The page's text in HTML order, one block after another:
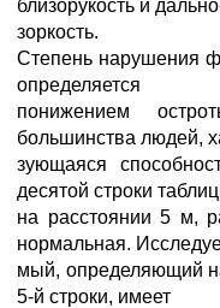
близорукость и
зоркость.
Степень нарушения
определяется
понижением
большинства людей,
зующаяся
десятой строки
на расстоянии 5 м,
нормальная.
мый, определяющий
5-й строки, имеет